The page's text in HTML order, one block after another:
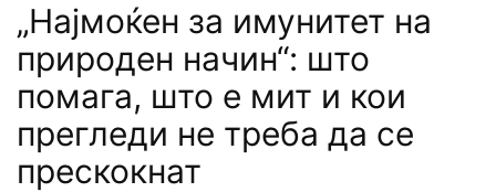
„Најмоќен за имунитет на
природен начин“: што
помага, што е мит и кои
прегледи не треба да се
прескокнат